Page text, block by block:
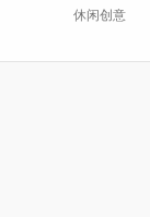
休闲创意